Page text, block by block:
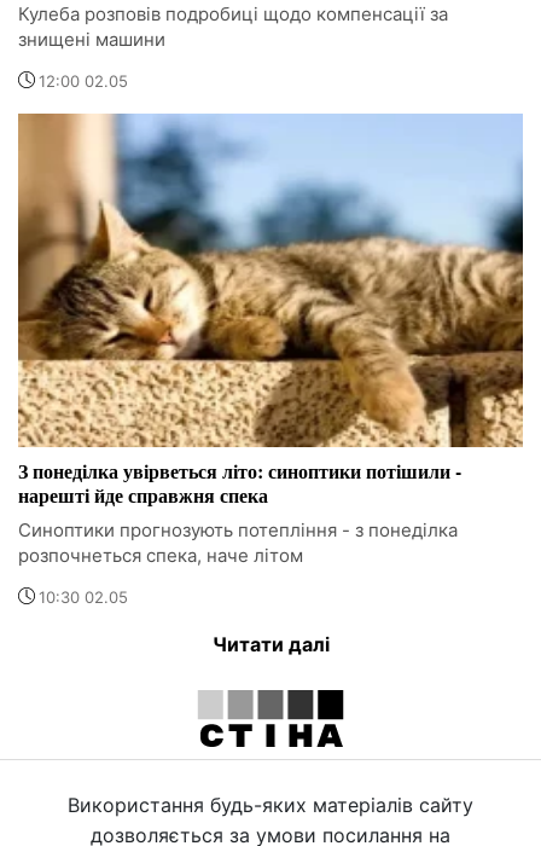
Кулеба розповів подробиці щодо компенсації за
знищені машини
12:00 02.05
З понеділка увірветься літо: синоптики потішили -
нарешті йде справжня спека
Синоптики прогнозують потепління - з понеділка
розпочнеться спека, наче літом
10:30 02.05
Читати далі
Використання будь-яких матеріалів сайту
дозволяється за умови посилання на